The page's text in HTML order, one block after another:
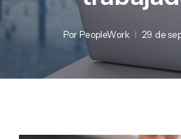
Por PeopleWork 29 de